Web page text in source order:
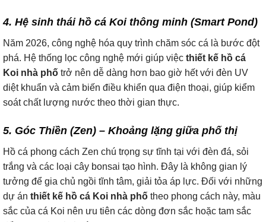
4. Hệ sinh thái hồ cá Koi thông minh (Smart Pond)
Năm 2026, công nghệ hóa quy trình chăm sóc cá là bước đột
phá. Hệ thống lọc công nghệ mới giúp việc thiết kế hồ cá
Koi nhà phố trở nên dễ dàng hơn bao giờ hết với đèn UV
diệt khuẩn và cảm biến điều khiển qua điện thoại, giúp kiểm
soát chất lượng nước theo thời gian thực.
5. Góc Thiền (Zen) – Khoảng lặng giữa phố thị
Hồ cá phong cách Zen chú trọng sự tĩnh tại với đèn đá, sỏi
trắng và các loại cây bonsai tạo hình. Đây là không gian lý
tưởng để gia chủ ngồi tĩnh tâm, giải tỏa áp lực. Đối với những
dự án thiết kế hồ cá Koi nhà phố theo phong cách này, màu
sắc của cá Koi nên ưu tiên các dòng đơn sắc hoặc tam sắc